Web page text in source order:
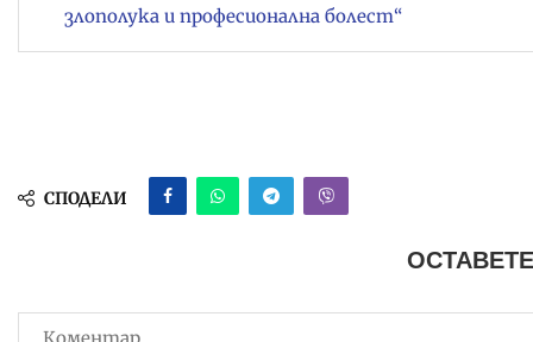
злополука и професионална болест“
СПОДЕЛИ